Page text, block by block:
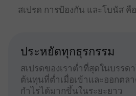
สเปรด การป้องกัน และโบนัส
ประหยัดทุกธุรกรรม
สเปรดของเราต่ำที่สุดในบรรด
ต้นทุนที่ต่ำเมื่อเข้าและออกตล
กำไรได้มากขึ้นในระยะยาว